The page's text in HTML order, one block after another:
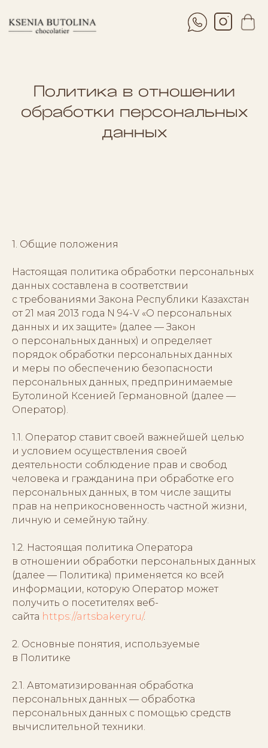
Политика в отношении
обработки персональных
данных
1. Общие положения
Настоящая политика обработки персональных
данных составлена в соответствии
с требованиями Закона Республики Казахстан
от 21 мая 2013 года N 94-V «О персональных
данных и их защите» (далее — Закон
о персональных данных) и определяет
порядок обработки персональных данных
и меры по обеспечению безопасности
персональных данных, предпринимаемые
Бутолиной Ксенией Германовной (далее —
Оператор).
1.1. Оператор ставит своей важнейшей целью
и условием осуществления своей
деятельности соблюдение прав и свобод
человека и гражданина при обработке его
персональных данных, в том числе защиты
прав на неприкосновенность частной жизни,
личную и семейную тайну.
1.2. Настоящая политика Оператора
в отношении обработки персональных данных
(далее — Политика) применяется ко всей
информации, которую Оператор может
получить о посетителях веб-
сайта https://artsbakery.ru/.
2. Основные понятия, используемые
в Политике
2.1. Автоматизированная обработка
персональных данных — обработка
персональных данных с помощью средств
вычислительной техники.